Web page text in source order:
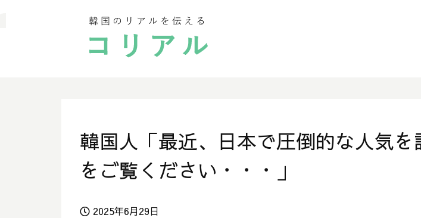
韓国人「最近、日本で圧倒的な人気を
をご覧ください・・・」
2025年6月29日